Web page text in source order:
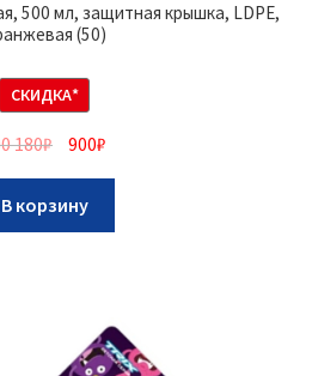
500 мл, защитная крышка, LDPE,
(50)
СКИДКА*
180₽ 900₽
В корзину